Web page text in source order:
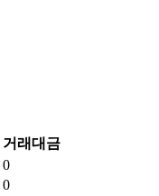
거래대금
0
0